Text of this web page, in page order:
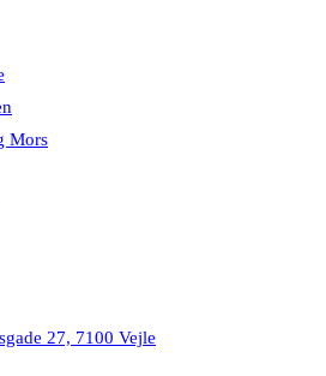
Mors
27, 7100 Vejle